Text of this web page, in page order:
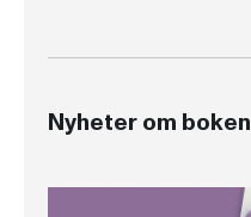
Nyheter om boken